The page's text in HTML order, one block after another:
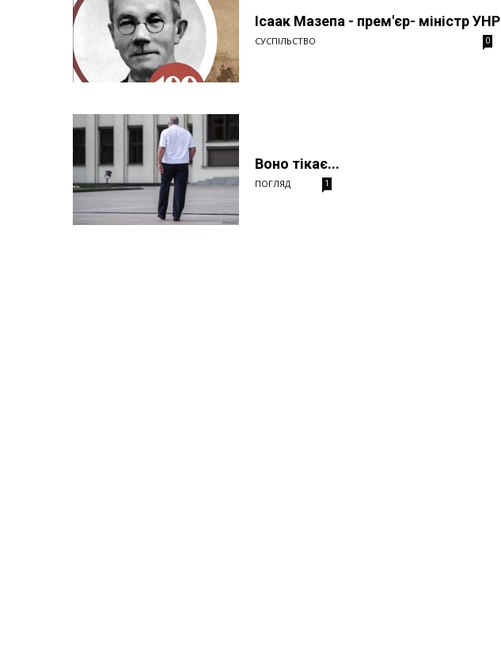
Ісаак Мазепа - прем'єр- міністр УНР
СУСПІЛЬСТВО 0
Воно тікає...
ПОГЛЯД 1